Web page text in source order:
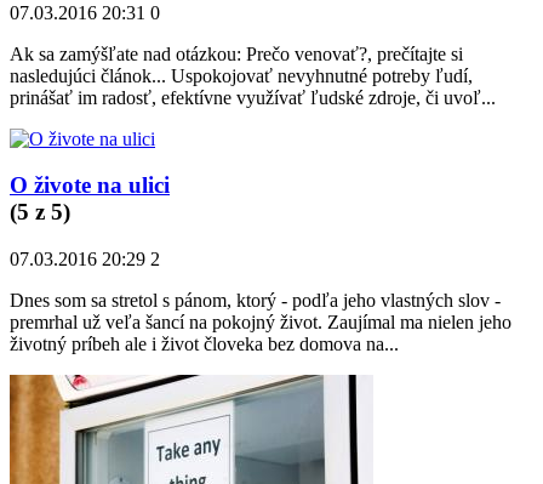
07.03.2016 20:31 0
Ak sa zamýšľate nad otázkou: Prečo venovať?, prečítajte si
nasledujúci článok... Uspokojovať nevyhnutné potreby ľudí,
prinášať im radosť, efektívne využívať ľudské zdroje, či uvoľ...
O živote na ulici
(5 z 5)
07.03.2016 20:29 2
Dnes som sa stretol s pánom, ktorý - podľa jeho vlastných slov -
premrhal už veľa šancí na pokojný život. Zaujímal ma nielen jeho
životný príbeh ale i život človeka bez domova na...